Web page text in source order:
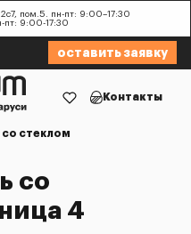
пом.5. пн-пт: 9:00–17:30
пт: 9:00-17:30
оставить заявку
Контакты
стеклом
со
4